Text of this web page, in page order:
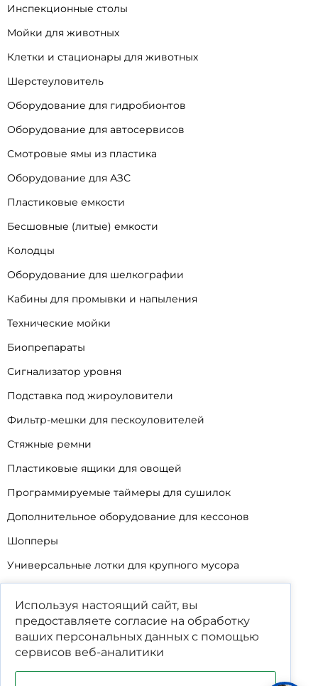
Инспекционные столы
Мойки для животных
Клетки и стационары для животных
Шерстеуловитель
Оборудование для гидробионтов
Оборудование для автосервисов
Смотровые ямы из пластика
Оборудование для АЗС
Пластиковые емкости
Бесшовные (литые) емкости
Колодцы
Оборудование для шелкографии
Кабины для промывки и напыления
Технические мойки
Биопрепараты
Сигнализатор уровня
Подставка под жироуловители
Фильтр-мешки для пескоуловителей
Стяжные ремни
Пластиковые ящики для овощей
Программируемые таймеры для сушилок
Дополнительное оборудование для кессонов
Шопперы
Универсальные лотки для крупного мусора
Уцененные товары
Используя настоящий сайт, вы
предоставляете согласие на обработку
ваших персональных данных с помощью
сервисов веб-аналитики